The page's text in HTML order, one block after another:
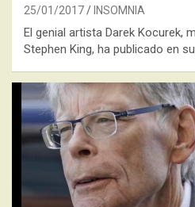
25/01/2017 INSOMNIA
El genial artista Darek Kocurek,
Stephen King, ha publicado en